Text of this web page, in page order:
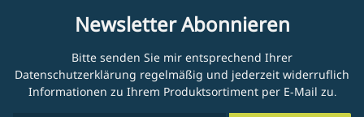
Newsletter Abonnieren
Bitte senden Sie mir entsprechend Ihrer
Datenschutzerklärung regelmäßig und jederzeit widerruflich
Informationen zu Ihrem Produktsortiment per E-Mail zu.